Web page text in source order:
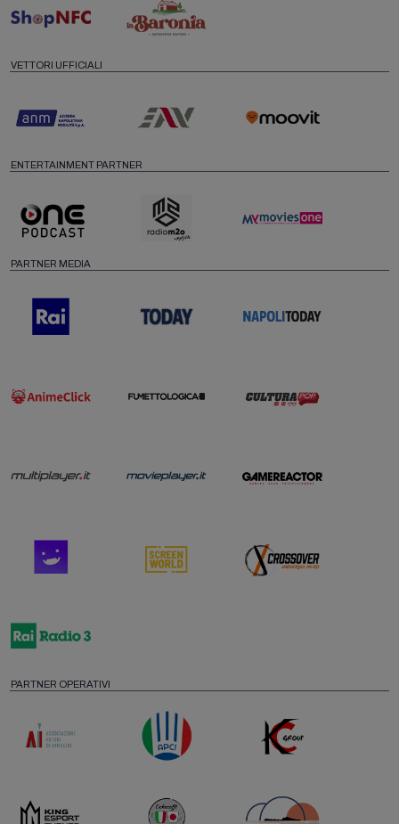
VETTORI UFFICIALI
ENTERTAINMENT PARTNER
PARTNER MEDIA
PARTNER OPERATIVI